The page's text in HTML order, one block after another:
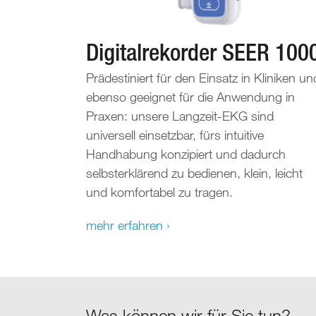
Digitalrekorder SEER
Prädestiniert für den Einsatz in Kliniken
ebenso geeignet für die Anwendung in
Praxen: unsere Langzeit-EKG sind
universell einsetzbar, fürs intuitive
Handhabung konzipiert und dadurch
selbsterklärend zu bedienen, klein, leicht
und komfortabel zu tragen.
mehr erfahren ›